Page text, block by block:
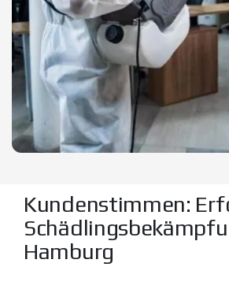
Kundenstimmen:
Hamburg